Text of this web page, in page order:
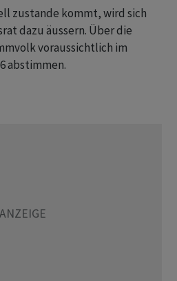
zustande kommt, wird sich
dazu äussern. Über die
voraussichtlich im
abstimmen.